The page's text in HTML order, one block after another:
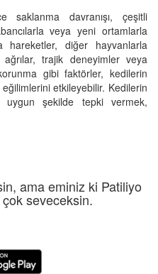
saklanma davranışı, çeşitli
veya yeni ortamlarla
hareketler, diğer hayvanlarla
trajik deneyimler veya
gibi faktörler, kedilerin
etkileyebilir. Kedilerin
uygun şekilde tepki vermek,
ama eminiz ki Patiliyo
çok seveceksin.